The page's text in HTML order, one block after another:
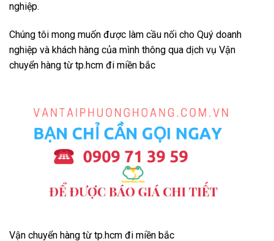
nghiệp.
Chúng tôi mong muốn được làm cầu nối cho Quý doanh
nghiệp và khách hàng của mình thông qua dịch vụ Vận
chuyển hàng từ tp.hcm đi miền bắc
Vận chuyển hàng từ tp.hcm đi miền bắc